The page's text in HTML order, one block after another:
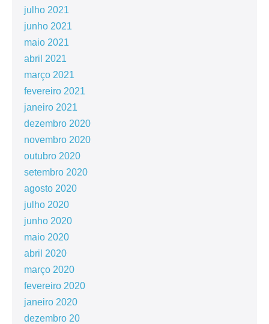
julho 2021
junho 2021
maio 2021
abril 2021
março 2021
fevereiro 2021
janeiro 2021
dezembro 2020
novembro 2020
outubro 2020
setembro 2020
agosto 2020
julho 2020
junho 2020
maio 2020
abril 2020
março 2020
fevereiro 2020
janeiro 2020
dezembro 20